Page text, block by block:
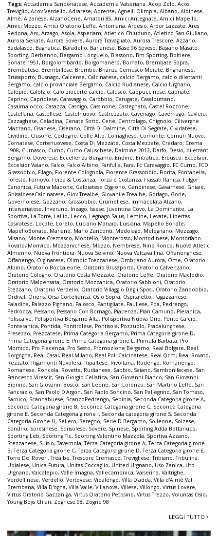
Tags: Accademia Sandonatese, Accademia Valseriana, Acop Zelo, Acos
Treviglio, Acov Verdello, Adrarese, Adrense, Agnelli Olimpia, Albano, Albinese,
Almè, Alzanese, AlzanoCene, Amatori 85, Amici Antegnate, Amici Mapello,
Amici Mozzo, Amici Oratorio Leffe, Antoniana, Ardesio, Ardor Lazzate, Ares
Redona, Arx, Arzago, Asola, Asperiam, Atletico Chiuduno, Atletico San Giuliano,
Aurora Seriate, Aurora Sovere, Aurora Travagliato, Aurora Trescore, Azzano,
Badalasco, Bagnatica, Baradello, Barianese, Base 96 Seveso, Basiano Masate
Sporting, Berbenno, Bergamp Longuelo, Biassono, Bm Sporting, Boltiere,
Bonate 1951, Borgolombardo, Borgomanero, Bornato, Brembate Sopra,
Brembatese, Brembillese, Brembo, Brianza Cernusco Merate, Brignanese,
Brusaporto, Busnago, Calcense, Calcinatese, calcio Bergamo, calcio dilettanti
Bergamo, calcio provinciale Bergamo, Calcio Rudianese, Calcio Urgnano,
Calepio, Calolzio, Calolziocorte calcio, Calusco, Cappuccinese, Capriate,
Caprino, Capriolese, Caravaggio, Carobbio, Carugate, Casalbuttano,
Casalmaiocco, Casazza, Casnigo, Cassinone, Castegnato, Castel Rozzone,
Castellana, Castellese, Castelnuovo, Castrezzato, Cavenago, Cavernago, Cavlera,
Cazzaghese, Celadina, Cenate Sotto, Cene, Centrolago, Chignolo, Ciliverghe
Mazzano, Cisanese, Ciserano, Città Di Dalmine, Città Di Segrate, Cividatese,
Cividino, Clusone, Codogno, Colle Alto, Colnaghese, Comonte, Comun Nuovo,
Cornatese, Cortenuovese, Costa Di Mezzate, Costa Mezzate, Credaro, Crema
1908, Curnasco, Curno, Curno Caluschese, Dalmine 2012, Darfo, Desio, dilettanti
Bergamo, Doverese, Eccellenza Bergamo, Endine, Entratico, Erbusco, Excelsior,
Excelsior Vaiano, Falco, Falco Albino, Fanfulla, Fara, Fc Caravaggio, FC Curno, FCD
Grassobbio, Filago, Fiorente Colognola, Fiorente Grassobbio, Fiorita, Fontanella,
Foresto, Fornovo, Forza & Costanza, Forza e Costanza, Frassati Ranica, Fulgor
Canonica, Futura Madone, Galbiatese Oggiono, Gandinese, Gavarnese, Ghiaie,
GhisalbeseCalcinatese, Giov Trealbe, Giovanile Trealbe, Gorlago, Gorle,
Governolese, Gozzano, Grassobbio, Grumellese, Immacolata Alzano,
Interseriatese, Inveruno, Inzago, Issese, Juventina Covo, La Dominante, La
Sportiva, La Torre, Lallio, Lecco, Legnago Salus, Lemine, Levate, Libertas
Casiratese, Locate, Loreto, Luciano Manara, Luisiana, Mapello Bonate,
MapelloBonate, Mariano, Mario Zanconti, Medolago, Melegnano, Mezzago,
Misano, Monte Cremasco, Montello, Monterosso, Montodinese, Montorfano
Rovato, Monvico, Mozzanichese, Mozzo, Nembrese, Nino Ronco, Nuova Atletic
Almenno, Nuova Frontiera, Nuova Selvino, Nuova Valcavallina, Offanenghese,
Offanengo, Olginatese, Olimpic Trezzanese, Ombriano Aurora, Ome, Oratorio
Albino, Oratorio Boccaleone, Oratorio Brusaporto, Oratorio Calvenzano,
Oratorio Cologno, Oratorio Costa Mezzate, Oratorio Leffe, Oratorio Maclodio,
Oratorio Malpensata, Oratorio Mozzanica, Oratorio Sabbioni, Oratorio
Stezzano, Oratorio Verdello, Oratorio Villaggio Degli Sposi, Oratorio Zandobbio,
Ordival, Oriens, Orsa Cortefranca, Osio Sopra, Ospitaletto, Pagazzanese,
Paladina, Palazzo Pignano, Palosco, Pantigliate, Paullese, Pba, Pedrengo,
Pedrocca, Pessano, Pessano Con Bornago, Piacenza, Pian Camuno, Pieranica,
Poliscalve, Polisportiva Bergamo Alta, Polisportiva Nuova Orio, Ponte Calcio,
Ponteranica, Pontida, Pontirolese, Pontisola, Pozzuolo, Pradalunghese,
Presezzo, Prezzatese, Prima Categoria Bergamo, Prima Categoria girone D,
Prima Categoria girone E, Prima Categoria girone L, Primula Barbata, Pro
Mornico, Pro Piacenza, Pro Sesto, Promozione Bergamo, Real Bolgare, Real
Borgogna, Real Casal, Real Milano, Real Pol. Calcinatese, Real Qcm, Real Rovato,
Rezzato, Rigamonti Nuvolera, Ripaltese, Rivoltana, Rodengo, Romanengo,
Romanese, Roncola, Rovetta, Rudianese, Sabbio, Saiano, Sambonifacese, San
Francesco Virescit, San Giorgio Cellatica, San Giovanni Bianco, San Giovanni
Bienno, San Giovanni Bosco, San Leone, San Lorenzo, San Martino Leffe, San
Pancrazio, San Paolo D'Argon, San Paolo Soncino, San Pellegrino, San Tomaso,
Sarnico, Scannabuese, ScanzoPedrengo, Sebinia, Seconda Categoria girone A,
Seconda Categoria girone B, Seconda Categoria girone C, Seconda Categoria
girone E, Seconda Categoria girone I, Seconda categoria girone S, Seconda
Categoria Girone U, Sellero, Seregno, Serie D Bergamo, Solleone, Solzese,
Sondrio, Soresinese, Sorisolese, Sovere, Spinese, Sporting Adda Bottanuco,
Sporting Leb, Sporting Tlc, Sporting Valentino Mazzola, Sportiva Azzano,
Stezzanese, Suisio,Tavernola,Terza Categoria girone A,Terza Categoria girone
B,Terza Categoria girone C,Terza Categoria girone D,Terza Categoria girone E,
Torre De' Roveri,Trealbe,Trescore Cremasco,Trevigliese,Tribiano,Tribulina,
Ubialese, Unica Futura, Unitas Coccaglio, United Urgnano, Uso Zanica, Utd
Urgnano, Valcalepio, Valle Imagna, Vallecamonica, Valserina, Valtrighe,
Verdellinese, Verdello, Vertovese, Vidalengo, Villa D'adda, Villa d'Almè Val
Brembana, Villa D'ogna, Villa Valle, Villanova, Villese, Villongo, Virtus Lovere,
Virtus Oratorio Gazzaniga, Virtus Oratorio Petosino, Virtus Trezzo, Voluntas Osio,
Young Boys Chiari, Zognese 98, Zogno 98
LEGGI TUTTO